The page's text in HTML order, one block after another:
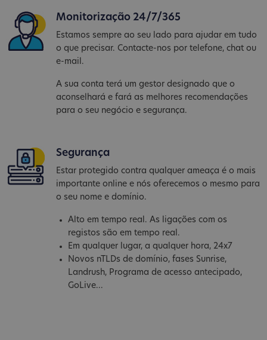
Monitorização 24/7/365
Estamos sempre ao seu lado para ajudar em tudo
o que precisar. Contacte-nos por telefone, chat ou
e-mail.
A sua conta terá um gestor designado que o
aconselhará e fará as melhores recomendações
para o seu negócio e segurança.
Segurança
Estar protegido contra qualquer ameaça é o mais
importante online e nós oferecemos o mesmo para
o seu nome e domínio.
Alto em tempo real. As ligações com os
registos são em tempo real.
Em qualquer lugar, a qualquer hora, 24x7
Novos nTLDs de domínio, fases Sunrise,
Landrush, Programa de acesso antecipado,
GoLive...